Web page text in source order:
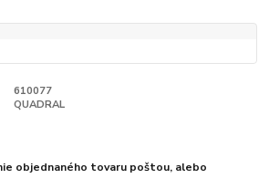
610077
QUADRAL
objednaného tovaru poštou, alebo